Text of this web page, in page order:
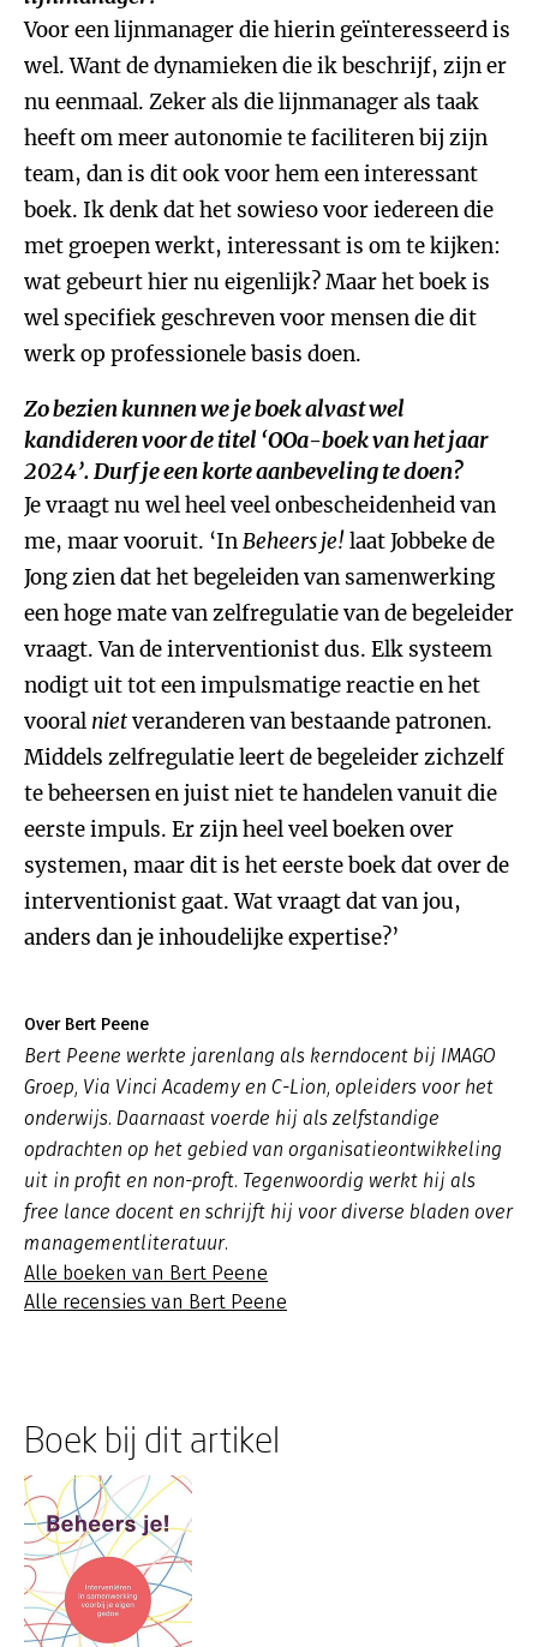
Voor een lijnmanager die hierin geïnteresseerd is
wel. Want de dynamieken die ik beschrijf, zijn er
nu eenmaal. Zeker als die lijnmanager als taak
heeft om meer autonomie te faciliteren bij zijn
team, dan is dit ook voor hem een interessant
boek. Ik denk dat het sowieso voor iedereen die
met groepen werkt, interessant is om te kijken:
wat gebeurt hier nu eigenlijk? Maar het boek is
wel specifiek geschreven voor mensen die dit
werk op professionele basis doen.
Zo bezien kunnen we je boek alvast wel
kandideren voor de titel ‘OOa-boek van het jaar
2024’. Durf je een korte aanbeveling te doen?
Je vraagt nu wel heel veel onbescheidenheid van
me, maar vooruit. ‘InBeheers je! laat Jobbeke de
Jong zien dat het begeleiden van samenwerking
een hoge mate van zelfregulatie van de begeleider
vraagt. Van de interventionist dus. Elk systeem
nodigt uit tot een impulsmatige reactie en het
vooral nietveranderen van bestaande patronen.
Middels zelfregulatie leert de begeleider zichzelf
te beheersen en juist niet te handelen vanuit die
eerste impuls. Er zijn heel veel boeken over
systemen, maar dit is het eerste boek dat over de
interventionist gaat. Wat vraagt dat van jou,
anders dan je inhoudelijke expertise?’
Over Bert Peene
Bert Peene werkte jarenlang als kerndocent bij IMAGO
Groep, Via Vinci Academy en C-Lion, opleiders voor het
onderwijs. Daarnaast voerde hij als zelfstandige
opdrachten op het gebied van organisatieontwikkeling
uit in profit en non-proft. Tegenwoordig werkt hij als
free lance docent en schrijft hij voor diverse bladen over
managementliteratuur.
Alle boeken van Bert Peene
Alle recensies van Bert Peene
Boek bij dit artikel